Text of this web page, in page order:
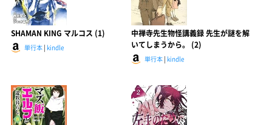
SHAMAN KING マルコス (1)
単行本 | kindle
中禅寺先生物怪講義録 先生が謎を解
いてしまうから。 (2)
単行本| kindle